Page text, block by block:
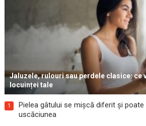
Jaluzele, rulouri sau perdele clasice: ce
locuinței tale
1
Pielea gâtului se mișcă diferit și poate
uscăciunea